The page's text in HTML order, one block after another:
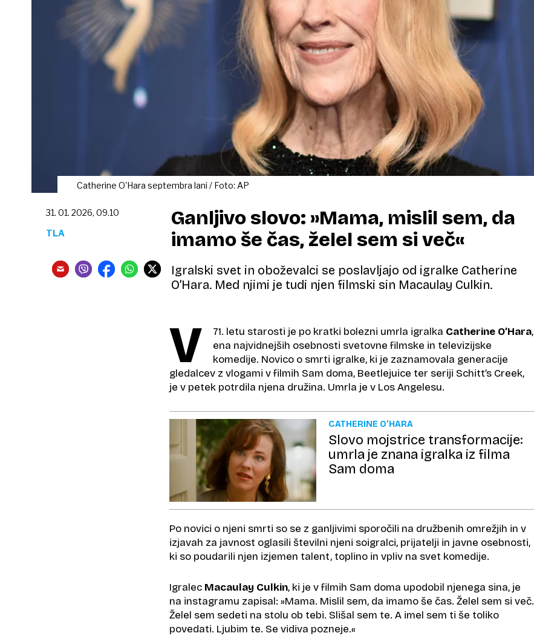
Catherine O'Hara septembra lani / Foto: AP
Ganljivo slovo: »Mama, mislil sem, da
imamo še čas, želel sem si več«
Igralski svet in oboževalci se poslavljajo od igralke Catherine
O’Hara. Med njimi je tudi njen filmski sin Macaulay Culkin.
31. 01. 2026, 09.10
TLA
V 71. letu starosti je po kratki bolezni umrla igralka Catherine O’Hara,
ena najvidnejših osebnosti svetovne filmske in televizijske
komedije. Novico o smrti igralke, ki je zaznamovala generacije
gledalcev z vlogami v filmih Sam doma, Beetlejuice ter seriji Schitt’s Creek,
je v petek potrdila njena družina. Umrla je v Los Angelesu.
CATHERINE O’HARA
Slovo mojstrice transformacije:
umrla je znana igralka iz filma
Sam doma
Po novici o njeni smrti so se z ganljivimi sporočili na družbenih omrežjih in v
izjavah za javnost oglasili številni njeni soigralci, prijatelji in javne osebnosti,
ki so poudarili njen izjemen talent, toplino in vpliv na svet komedije.
Igralec Macaulay Culkin, ki je v filmih Sam doma upodobil njenega sina, je
na instagramu zapisal: »Mama. Mislil sem, da imamo še čas. Želel sem si več.
Želel sem sedeti na stolu ob tebi. Slišal sem te. A imel sem ti še toliko
povedati. Ljubim te. Se vidiva pozneje.«